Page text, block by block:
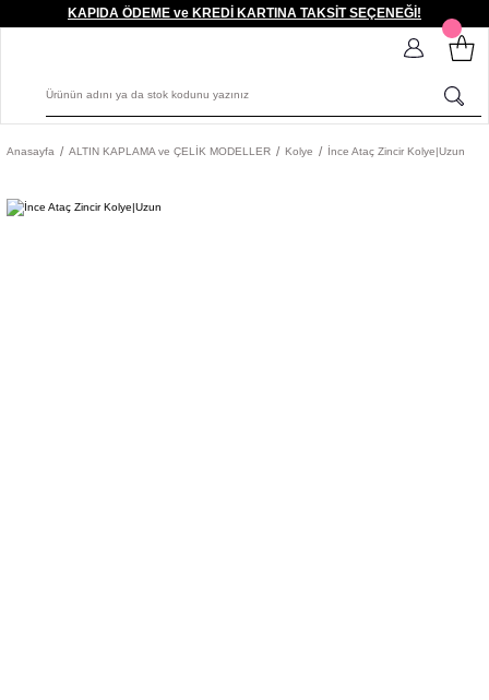
KAPIDA ÖDEME ve KREDİ KARTINA TAKSİT SEÇENEĞİ!
Anasayfa ALTIN KAPLAMA ve ÇELİK MODELLER Kolye İnce Ataç Zincir Kolye|Uzun